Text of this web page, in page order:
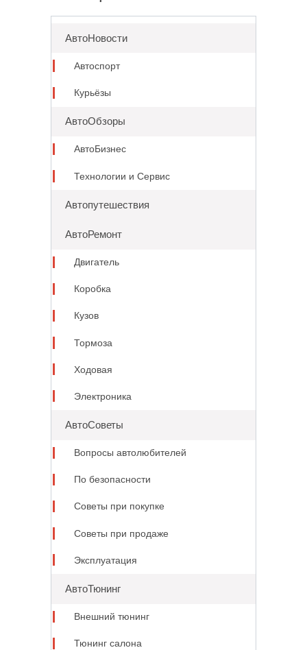
АвтоНовости
Автоспорт
Курьёзы
АвтоОбзоры
АвтоБизнес
Технологии и Сервис
Автопутешествия
АвтоРемонт
Двигатель
Коробка
Кузов
Тормоза
Ходовая
Электроника
АвтоСоветы
Вопросы автолюбителей
По безопасности
Советы при покупке
Советы при продаже
Эксплуатация
АвтоТюнинг
Внешний тюнинг
Тюнинг салона